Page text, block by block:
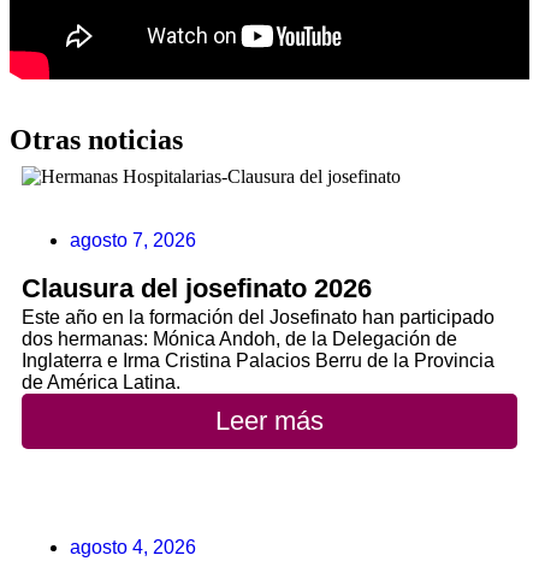
Otras noticias
agosto 7, 2026
Clausura del josefinato 2026
Este año en la formación del Josefinato han participado
dos hermanas: Mónica Andoh, de la Delegación de
Inglaterra e Irma Cristina Palacios Berru de la Provincia
de América Latina.
Leer más
agosto 4, 2026